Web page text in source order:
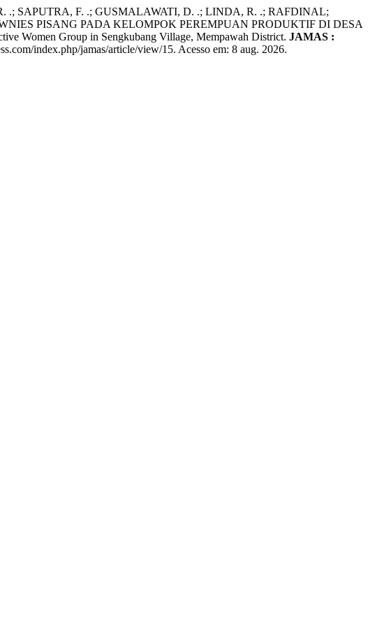
SAPUTRA, F. .; GUSMALAWATI, D. .; LINDA, R. .; RAFDINAL;
PISANG PADA KELOMPOK PEREMPUAN PRODUKTIF DI DESA
Women Group in Sengkubang Village, Mempawah District. JAMAS :
index.php/jamas/article/view/15. Acesso em: 8 aug. 2026.